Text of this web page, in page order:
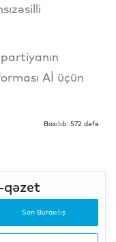
Aİ üçün
Baxılıb: 572 dəfə
qəzet
Son Buraxılış